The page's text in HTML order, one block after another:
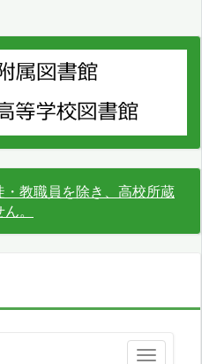
教職員を除き、高校所蔵
。